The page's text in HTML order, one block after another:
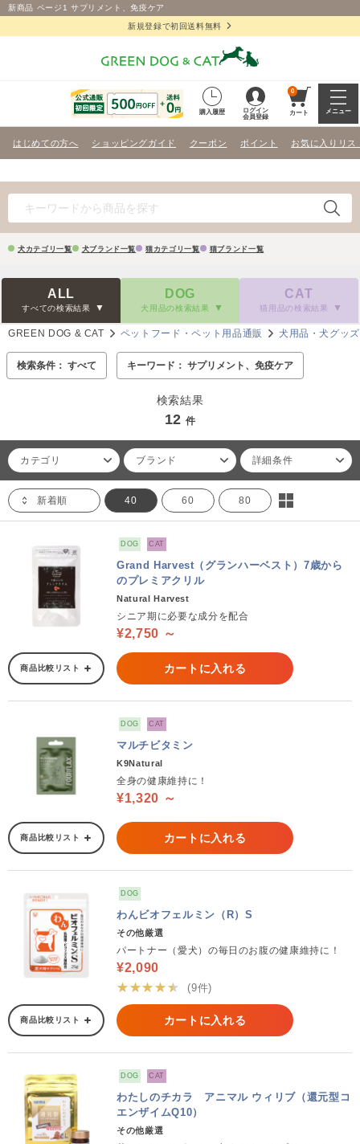
新商品 ページ1 サプリメント、免疫ケア
新規登録で初回送料無料
購入履歴
ログイン
会員登録
0
カート メニュー
はじめての方へ ショッピングガイド クーポン ポイント お気に入りリス
犬カテゴリ一覧 犬ブランド一覧 猫カテゴリ一覧 猫ブランド一覧
ALL
すべての検索結果
DOG
犬用品の検索結果
CAT
猫用品の検索結果
GREEN DOG & CAT ペットフード・ペット用品通販 犬用品・犬グッズ
検索条件： すべて キーワード： サプリメント、免疫ケア
検索結果
12 件
カテゴリ ブランド 詳細条件
新着順 40 60 80
DOG CAT
Grand Harvest（グランハーベスト）7歳から
のプレミアクリル
Natural Harvest
シニア期に必要な成分を配合
¥2,750 ～
商品比較リスト カートに入れる
DOG CAT
マルチビタミン
K9Natural
全身の健康維持に！
¥1,320 ～
商品比較リスト カートに入れる
DOG
わんビオフェルミン（R）S
その他厳選
パートナー（愛犬）の毎日のお腹の健康維持に！
¥2,090
★★★★★
(9件)
商品比較リスト カートに入れる
DOG CAT
わたしのチカラ アニマル ウィリブ（還元型コ
エンザイムQ10）
その他厳選